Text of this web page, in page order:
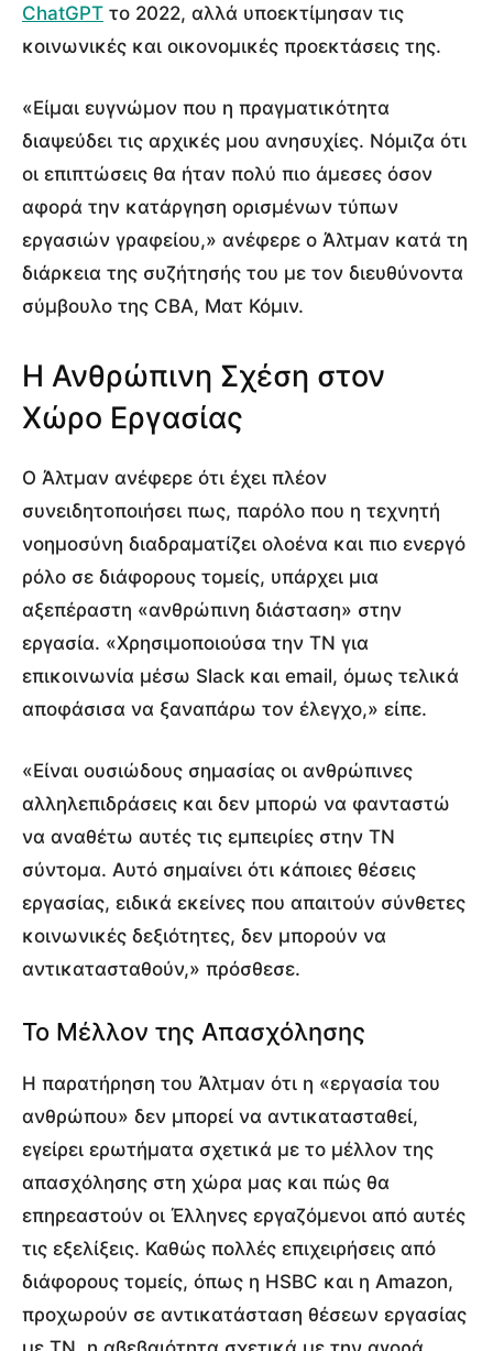
ChatGPT το 2022, αλλά υποεκτίμησαν τις
κοινωνικές και οικονομικές προεκτάσεις της.
«Είμαι ευγνώμον που η πραγματικότητα
διαψεύδει τις αρχικές μου ανησυχίες. Νόμιζα ότι
οι επιπτώσεις θα ήταν πολύ πιο άμεσες όσον
αφορά την κατάργηση ορισμένων τύπων
εργασιών γραφείου,» ανέφερε ο Άλτμαν κατά τη
διάρκεια της συζήτησής του με τον διευθύνοντα
σύμβουλο της CBA, Ματ Κόμιν.
Η Ανθρώπινη Σχέση στον
Χώρο Εργασίας
Ο Άλτμαν ανέφερε ότι έχει πλέον
συνειδητοποιήσει πως, παρόλο που η τεχνητή
νοημοσύνη διαδραματίζει ολοένα και πιο ενεργό
ρόλο σε διάφορους τομείς, υπάρχει μια
αξεπέραστη «ανθρώπινη διάσταση» στην
εργασία. «Χρησιμοποιούσα την ΤΝ για
επικοινωνία μέσω Slack και email, όμως τελικά
αποφάσισα να ξαναπάρω τον έλεγχο,» είπε.
«Είναι ουσιώδους σημασίας οι ανθρώπινες
αλληλεπιδράσεις και δεν μπορώ να φανταστώ
να αναθέτω αυτές τις εμπειρίες στην ΤΝ
σύντομα. Αυτό σημαίνει ότι κάποιες θέσεις
εργασίας, ειδικά εκείνες που απαιτούν σύνθετες
κοινωνικές δεξιότητες, δεν μπορούν να
αντικατασταθούν,» πρόσθεσε.
Το Μέλλον της Απασχόλησης
Η παρατήρηση του Άλτμαν ότι η «εργασία του
ανθρώπου» δεν μπορεί να αντικατασταθεί,
εγείρει ερωτήματα σχετικά με το μέλλον της
απασχόλησης στη χώρα μας και πώς θα
επηρεαστούν οι Έλληνες εργαζόμενοι από αυτές
τις εξελίξεις. Καθώς πολλές επιχειρήσεις από
διάφορους τομείς, όπως η HSBC και η Amazon,
προχωρούν σε αντικατάσταση θέσεων εργασίας